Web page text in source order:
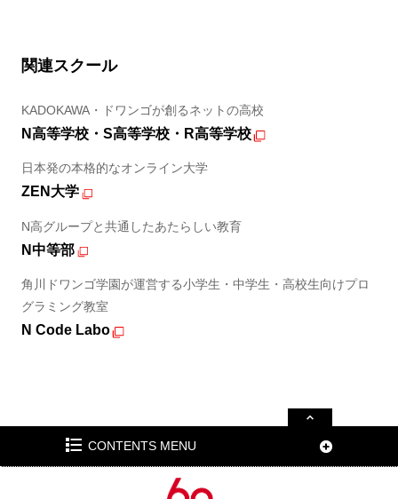
関連スクール
KADOKAWA・ドワンゴが創るネットの高校
N高等学校・S高等学校・R高等学校
日本発の本格的なオンライン大学
ZEN大学
N高グループと共通したあたらしい教育
N中等部
角川ドワンゴ学園が運営する小学生・中学生・高校生向けプロ
グラミング教室
N Code Labo
CONTENTS MENU